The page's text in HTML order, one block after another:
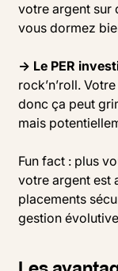
votre argent sur
vous dormez
→ Le PER
rock’n’roll.
donc ça peut
mais
Fun fact : plus
votre argent est
placements
gestion